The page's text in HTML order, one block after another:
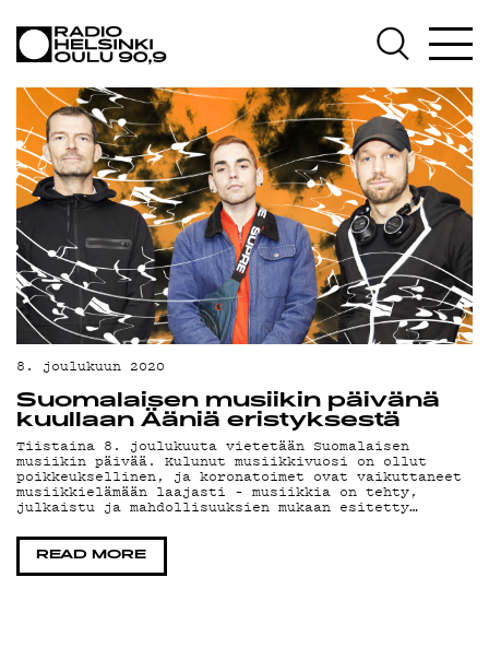
AJANKOHTAISTA
OHJELMAT
TEKIJÄT
ON-DEMAND
PODCAST
MAINOSTA
YHTEYSTIEDOT
G LIVELAB
YSTÄVÄKLUBI
TIETOSUOJA
KIRJAUDU SISÄÄN
8. joulukuun 2020
Suomalaisen musiikin päivänä
kuullaan Ääniä eristyksestä
Tiistaina 8. joulukuuta vietetään Suomalaisen
musiikin päivää. Kulunut musiikkivuosi on ollut
poikkeuksellinen, ja koronatoimet ovat vaikuttaneet
musiikkielämään laajasti – musiikkia on tehty,
julkaistu ja mahdollisuuksien mukaan esitetty…
READ MORE